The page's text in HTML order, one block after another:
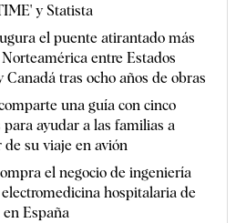
y Statista
el puente atirantado más
entre Estados
Canadá tras ocho años de obras
una guía con cinco
para ayudar a las familias a
su viaje en avión
el negocio de ingeniería
hospitalaria de
España